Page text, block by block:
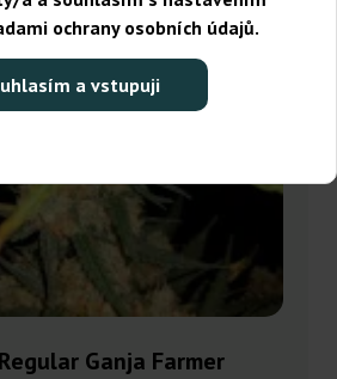
ochrany osobních údajů.
a vstupuji
Ganja Farmer